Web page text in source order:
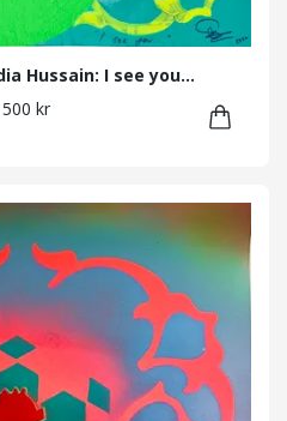
Hussain: I see you...
kr